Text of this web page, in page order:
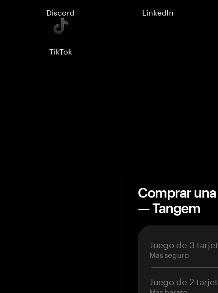
Discord LinkedIn
TikTok
Comprar
— Tangem
Juego de 3
Más seguro
Juego de 2